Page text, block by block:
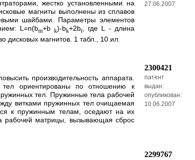
жестко установленными на
магниты выполнены из сплавов
шайбами. Параметры элементов
L=n(bm+b k)-bk+2bt, где L - длина
магнитов. 1 табл., 10 ил.
27.06.2007
производительность аппарата.
тел ориентированы по отношению к
тел. Пружинные тела рабочей
витками пружинных тел очищаемая
к пружинным телам, оседают на их
рабочей матрицы, вызывающая сброс
2300421
патент
выдан:
опубликован:
10.06.2007
2299767